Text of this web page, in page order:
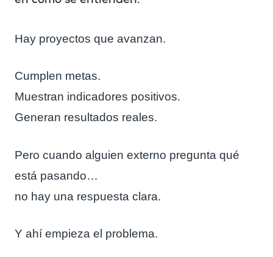
Hay proyectos que avanzan.
Cumplen metas.
Muestran indicadores positivos.
Generan resultados reales.
Pero cuando alguien externo pregunta qué
está pasando…
no hay una respuesta clara.
Y ahí empieza el problema.